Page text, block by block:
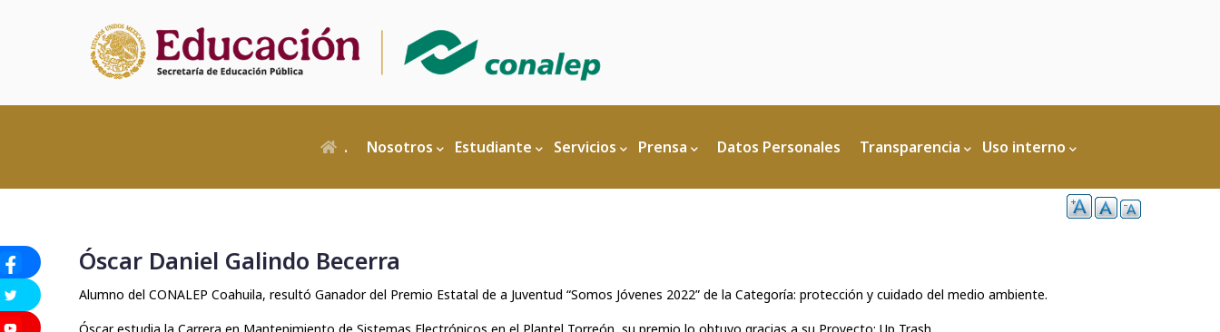
Principal
. Nosotros Estudiante Servicios Prensa Datos Personales Transparencia Uso interno
Óscar Daniel Galindo Becerra
Alumno del CONALEP Coahuila, resultó Ganador del Premio Estatal de a Juventud “Somos Jóvenes 2022” de la Categoría: protección y cuidado del medio ambiente.